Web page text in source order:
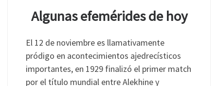
Algunas efemérides de hoy
El 12 de noviembre es llamativamente
pródigo en acontecimientos ajedrecísticos
importantes, en 1929 finalizó el primer match
por el título mundial entre Alekhine y